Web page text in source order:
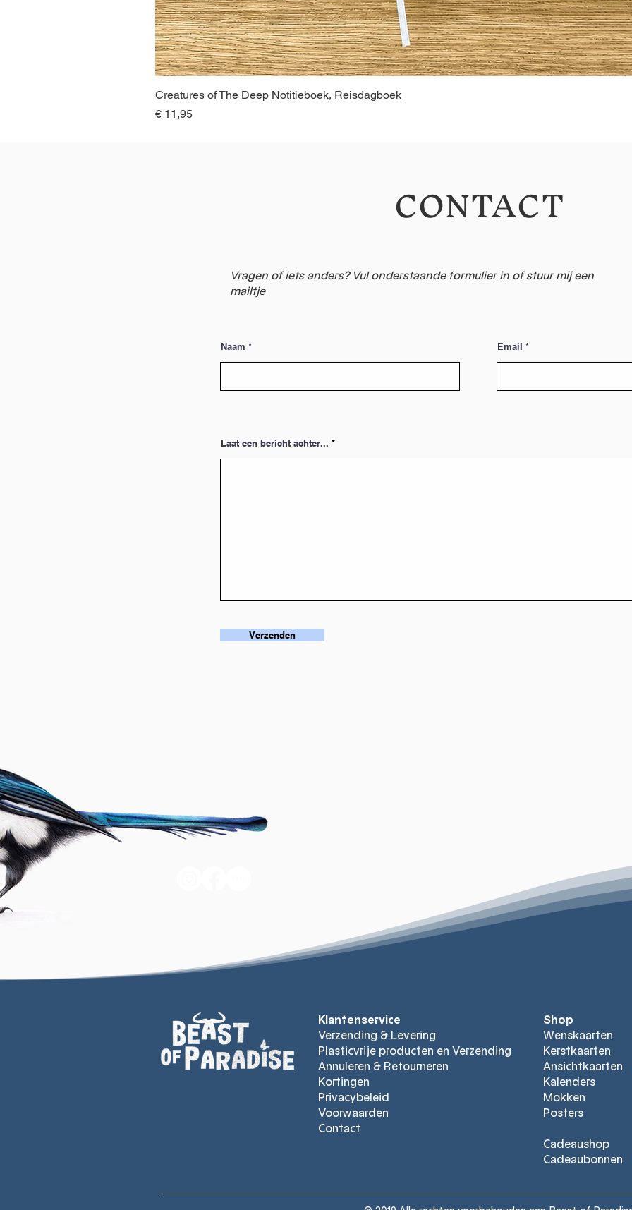
Creatures of The Deep Notitieboek, Reisdagboek
Prijs
€ 11,95
CONTACT
Vragen of iets anders? Vul onderstaande formulier in of stuur mij een
mailtje
Naam Email
Laat een bericht achter...
Verzenden
Klantenservice
Verzending & Levering
Plasticvrije producten en Verzending
Annuleren & Retourneren
Kortingen
Privacybeleid
Voorwaarden
Contact
Shop
Wenskaarten
Kerstkaarten
Ansichtkaarten
Kalenders
Mokken
Posters
Cadeaushop
Cadeaubonnen